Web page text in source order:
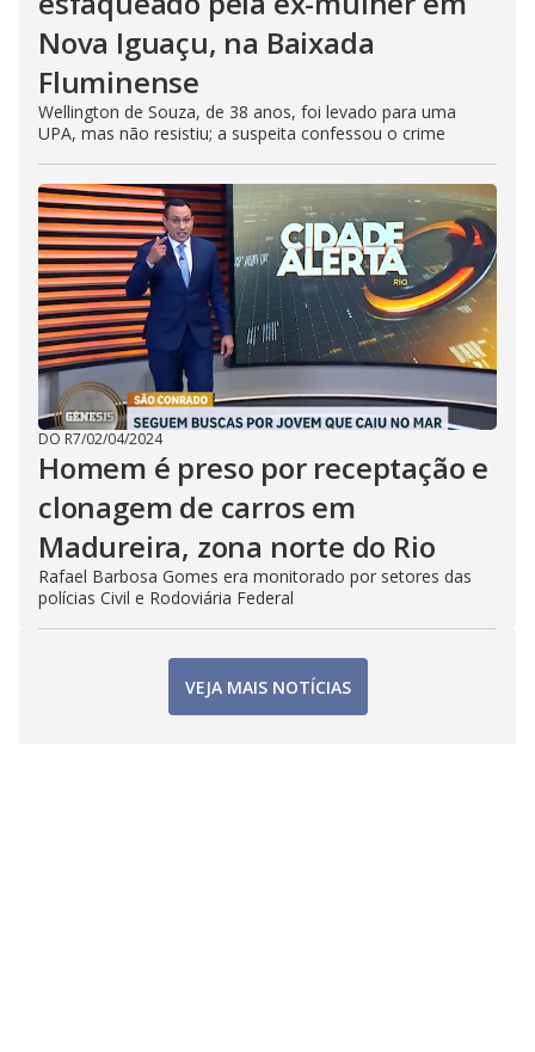
Nova Iguaçu, na Baixada
Fluminense
Wellington de Souza, de 38 anos, foi levado para uma
UPA, mas não resistiu; a suspeita confessou o crime
DO R7/02/04/2024
Homem é preso por receptação e
clonagem de carros em
Madureira, zona norte do Rio
Rafael Barbosa Gomes era monitorado por setores das
polícias Civil e Rodoviária Federal
VEJA MAIS NOTÍCIAS